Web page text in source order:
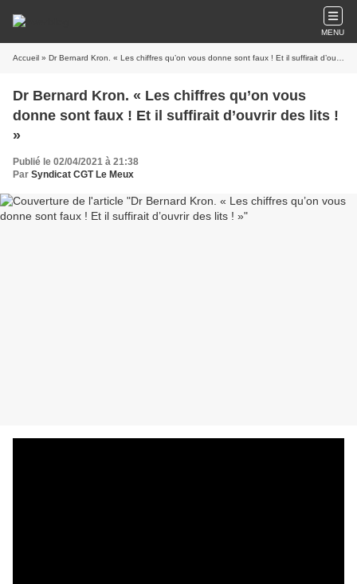
MENU
Accueil » Dr Bernard Kron. « Les chiffres qu’on vous donne sont faux ! Et il suffirait d’ouvrir des lits ! »
Dr Bernard Kron. « Les chiffres qu’on vous
donne sont faux ! Et il suffirait d’ouvrir des lits !
»
Publié le 02/04/2021 à 21:38
Par Syndicat CGT Le Meux